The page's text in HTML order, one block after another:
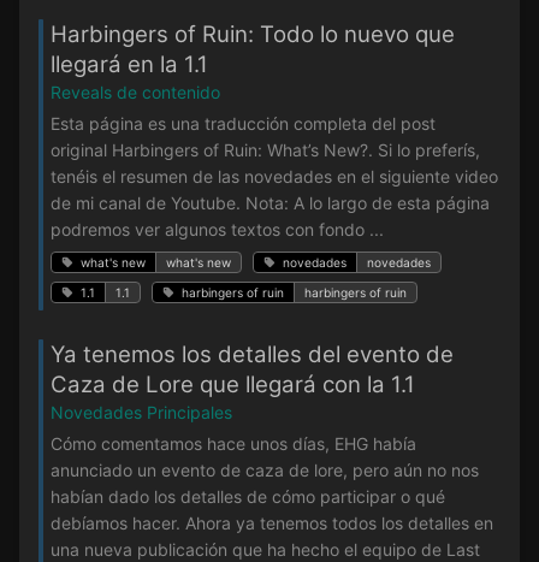
Harbingers of Ruin: Todo lo nuevo que
llegará en la 1.1
Reveals de contenido
Esta página es una traducción completa del post
original Harbingers of Ruin: What’s New?. Si lo preferís,
tenéis el resumen de las novedades en el siguiente video
de mi canal de Youtube. Nota: A lo largo de esta página
podremos ver algunos textos con fondo ...
what's new what's new novedades novedades
1.1 1.1 harbingers of ruin harbingers of ruin
Ya tenemos los detalles del evento de
Caza de Lore que llegará con la 1.1
Novedades Principales
Cómo comentamos hace unos días, EHG había
anunciado un evento de caza de lore, pero aún no nos
habían dado los detalles de cómo participar o qué
debíamos hacer. Ahora ya tenemos todos los detalles en
una nueva publicación que ha hecho el equipo de Last